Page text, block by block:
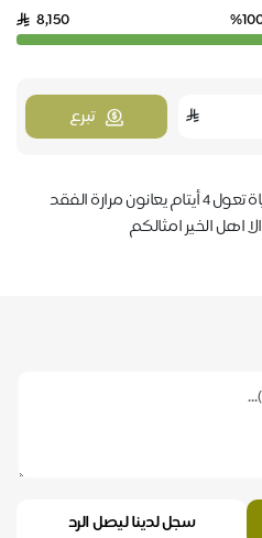
%100
8,150
تبرع
أرملة تكافح لوحدها في هذه الحياة تعول 4 أيتام يعانون مرارة الفقد
اهل الخير امثالكم
سجل لدينا ليصل الرد